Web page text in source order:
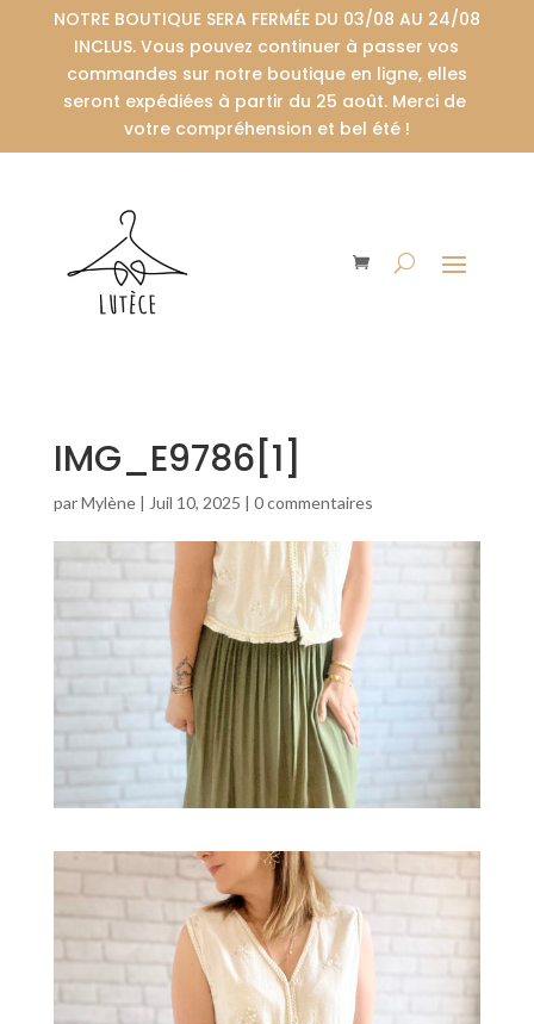
NOTRE BOUTIQUE SERA FERMÉE DU 03/08 AU 24/08
INCLUS. Vous pouvez continuer à passer vos
commandes sur notre boutique en ligne, elles
seront expédiées à partir du 25 août. Merci de
votre compréhension et bel été !
IMG_E9786[1]
parMylène| Juil 10, 2025 | 0 commentaires